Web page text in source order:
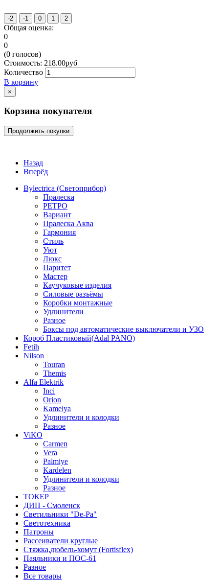
Общая оценка:
0
0
(0 голосов)
Стоимость: 218.00руб
Количество
В корзину
×
Корзина покупателя
Продолжить покупки
Назад
Вперёд
Bylectrica (Светоприбор)
Пралеска
РЕТРО
Вариант
Пралеска Аква
Гармония
Стиль
Уют
Люкс
Паритет
Мастер
Каучуковые изделия
Силовые разъёмы
Коробки монтажные
Удлинители
Разное
Боксы под автоматические выключатели и УЗО
Короб Пластиковый(Adal PANO)
Fetih
Nilson
Touran
Themis
Alfa Elektrik
Inci
Orion
Kamelya
Удлинители и колодки
Разное
ViKO
Carmen
Vera
Palmiye
Kardelen
Удлинители и колодки
Разное
ТОКЕР
ДИП - Смоленск
Светильники "De-Pa"
Светотехника
Патроны
Рассеиватели круглые
Стяжка,дюбель-хомут (Fortisflex)
Паяльники и ПОС-61
Разное
Все товары